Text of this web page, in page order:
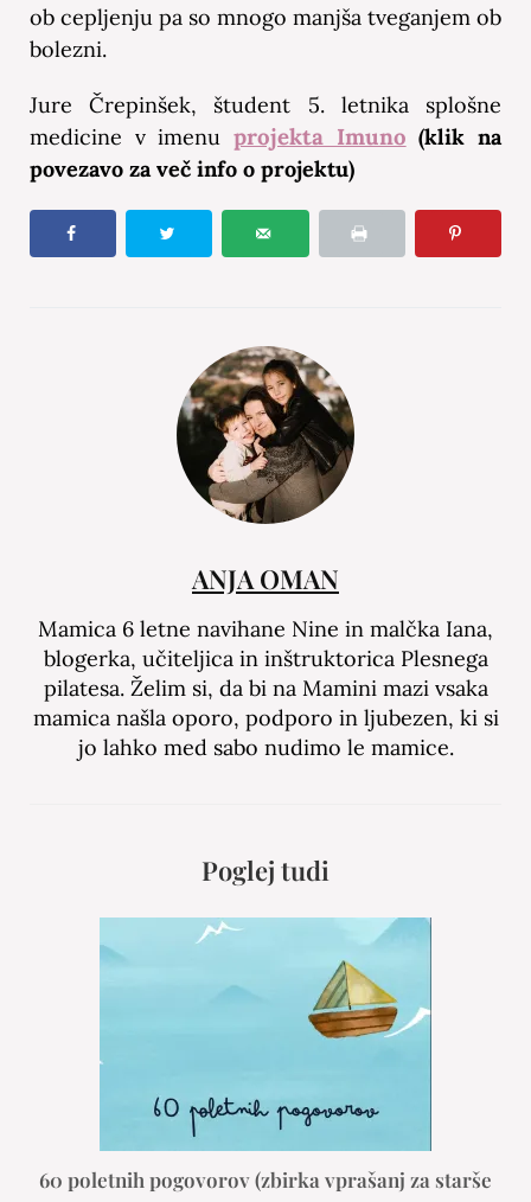
ob cepljenju pa so mnogo manjša tveganjem ob
bolezni.
Jure Črepinšek, študent 5. letnika splošne
medicine v imenu projekta Imuno (klik na
povezavo za več info o projektu)
ANJA OMAN
Mamica 6 letne navihane Nine in malčka Iana,
blogerka, učiteljica in inštruktorica Plesnega
pilatesa. Želim si, da bi na Mamini mazi vsaka
mamica našla oporo, podporo in ljubezen, ki si
jo lahko med sabo nudimo le mamice.
Poglej tudi
60 poletnih pogovorov (zbirka vprašanj za starše